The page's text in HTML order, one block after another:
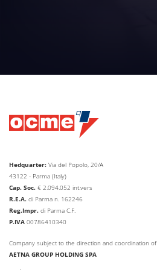
Hedquarter: Via del Popolo, 20/A
43122 - Parma (Italy)
Cap. Soc. € 2.094.052 int.vers
R.E.A. di Parma n. 162246
Reg.Impr. di Parma C.F.
P.IVA 00786410340
Company subject to the direction and coordination of
AETNA GROUP HOLDING SPA